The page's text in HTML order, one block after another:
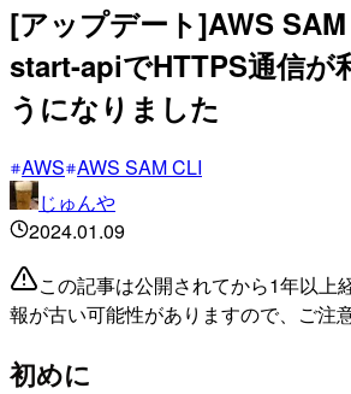
[アップデート]AWS
start-apiでHTTPS通信が
うになりました
AWS AWS SAM CLI
じゅんや
2024.01.09
この記事は公開されてから1年以上
報が古い可能性がありますので、ご注
初めに